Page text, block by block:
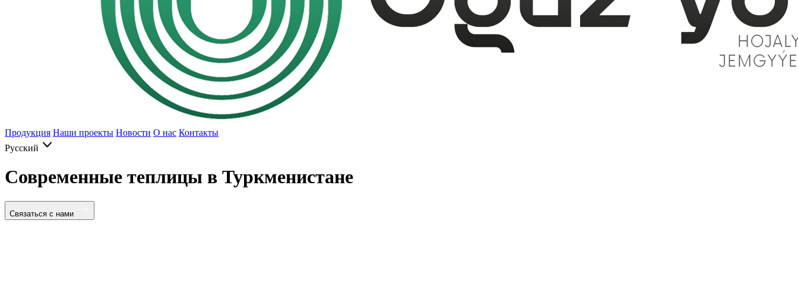
Продукция Наши проекты Новости О нас Контакты
Русский
Современные теплицы в Туркменистане
Связаться с нами